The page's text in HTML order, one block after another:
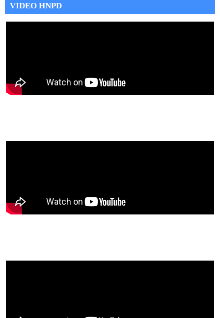
VIDEO HNPD